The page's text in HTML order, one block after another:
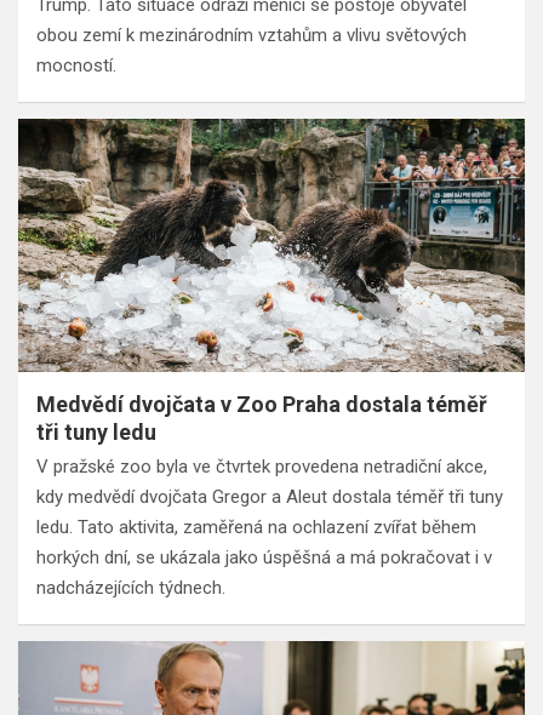
Trump. Tato situace odráží měnící se postoje obyvatel
obou zemí k mezinárodním vztahům a vlivu světových
mocností.
Medvědí dvojčata v Zoo Praha dostala téměř
tři tuny ledu
V pražské zoo byla ve čtvrtek provedena netradiční akce,
kdy medvědí dvojčata Gregor a Aleut dostala téměř tři tuny
ledu. Tato aktivita, zaměřená na ochlazení zvířat během
horkých dní, se ukázala jako úspěšná a má pokračovat i v
nadcházejících týdnech.